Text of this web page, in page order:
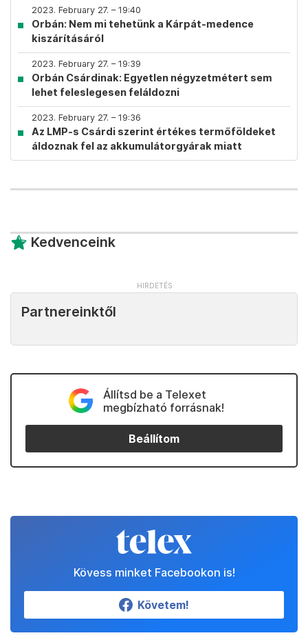
2023. February 27. – 19:40
Orbán: Nem mi tehetünk a Kárpát-medence
kiszárításáról
2023. February 27. – 19:39
Orbán Csárdinak: Egyetlen négyzetmétert sem
lehet feleslegesen feláldozni
2023. February 27. – 19:36
Az LMP-s Csárdi szerint értékes termőföldeket
áldoznak fel az akkumulátorgyárak miatt
Kedvenceink
Partnereinktől
Állítsd be a Telexet
megbízható forrásnak!
Beállítom
Kövess minket Facebookon is!
Követem!